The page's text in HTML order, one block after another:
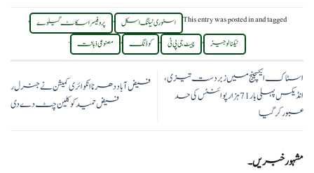
This entry was posted inand tagged اسٹوری ٹیلنگ اسکل , پروفیسر اسکاٹ گیلوے ,
ٹیکنالوجیز , چیٹ جی پی ٹی , کوڈنگ , مصنوعی ذہانت .
اسٹاک ایکسچینج میں زبردست تیزی،
انڈیکس پہلی بار 71 ہزار پوائنٹس کی حد
عبور کر گیا
فیض آباد دھرنا انکوائری کمیشن نے جنرل ر
فیض حمید کو کلین چٹ دے دی
مشہور خبریں۔